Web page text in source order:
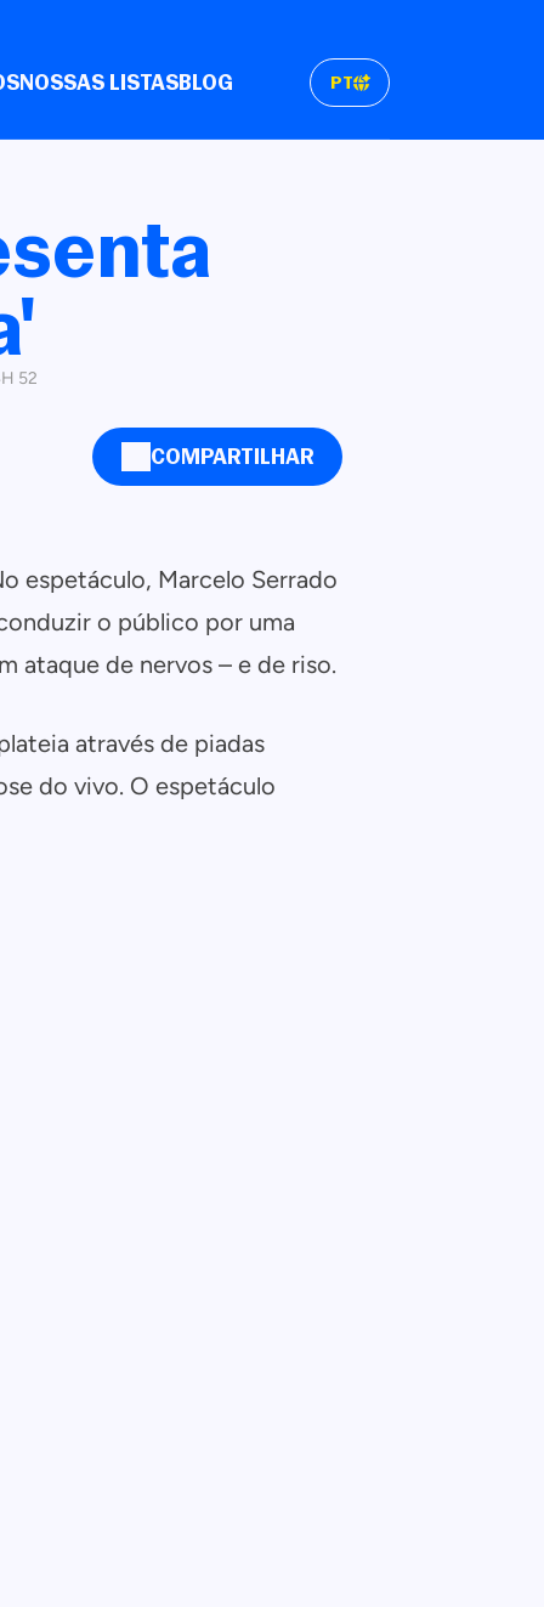
NOSSAS LISTASBLOG PT
52
COMPARTILHAR
espetáculo, Marcelo Serrado
o público por uma
ataque de nervos – e de riso.
através de piadas
do vivo. O espetáculo